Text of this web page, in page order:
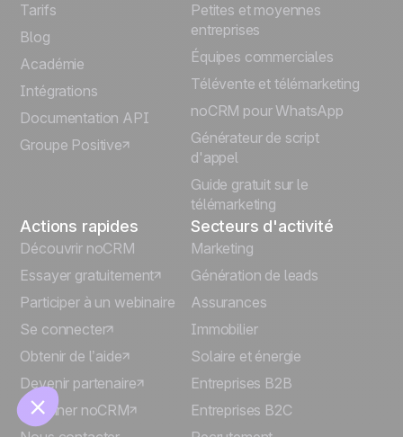
Gérer les cookies
Português
Italiano
Deutsch
Tarifs
Blog
Académie
Intégrations
Documentation API
Groupe Positive
Petites et moyennes
entreprises
Équipes commerciales
Télévente et télémarketing
noCRM pour WhatsApp
Générateur de script
d'appel
Guide gratuit sur le
télémarketing
Actions rapides
Découvrir noCRM
Essayer gratuitement
Participer à un webinaire
Se connecter
Obtenir de l’aide
Devenir partenaire
Parrainer noCRM
Secteurs d'activité
Marketing
Génération de leads
Assurances
Immobilier
Solaire et énergie
Entreprises B2B
Entreprises B2C